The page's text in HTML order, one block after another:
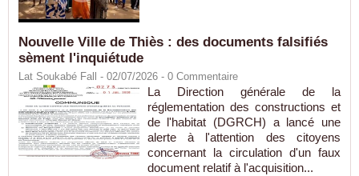
Nouvelle Ville de Thiès : des documents falsifiés
sèment l'inquiétude
Lat Soukabé Fall - 02/07/2026 - 0 Commentaire
La Direction générale de la
réglementation des constructions et
de l'habitat (DGRCH) a lancé une
alerte à l'attention des citoyens
concernant la circulation d'un faux
document relatif à l'acquisition...